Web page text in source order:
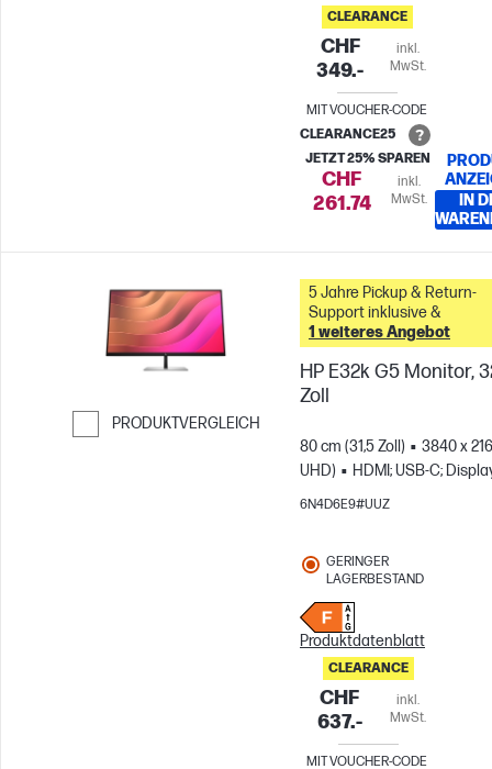
CLEARANCE
CHF
349.-
inkl.
MwSt.
MIT VOUCHER-CODE
CLEARANCE25
JETZT 25% SPAREN
CHF
261.74
inkl.
MwSt.
IN
PRODUKTVERGLEICH
Weiter zum Vergleichen
5 Jahre Pickup & Return-
Support inklusive &
1 weiteres Angebot
HP E32k G5 Monitor,
Zoll
80 cm (31,5 Zoll)
3840 x
UHD)
HDMI; USB-C;
6N4D6E9#UUZ
GERINGER
LAGERBESTAND
Produktdatenblatt
CLEARANCE
CHF
637.-
inkl.
MwSt.
MIT VOUCHER-CODE